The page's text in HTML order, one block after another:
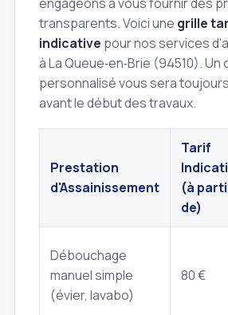
transparents. Voici une grille
indicative pour nos services
à La Queue‑en‑Brie (94510).
personnalisé vous sera
avant le début des travaux.
Prestation
d'Assainissement
Tarif
(à
de)
Débouchage
manuel simple
(évier, lavabo)
80 €